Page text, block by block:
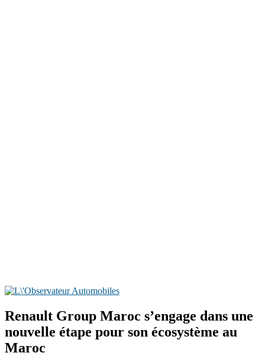
Renault Group Maroc s’engage dans une
nouvelle étape pour son écosystème au
Maroc